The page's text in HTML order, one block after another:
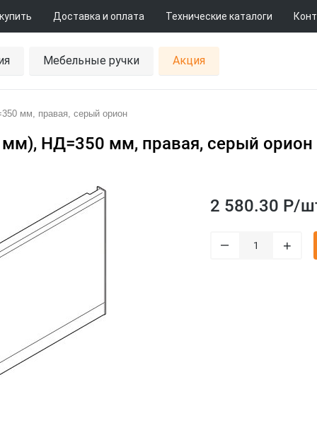
Доставка и оплата Технические каталоги
Мебельные ручки Акция
мм, правая, серый орион
мм), НД=350 мм, правая, серый орион
2 580.30 Р/
– +